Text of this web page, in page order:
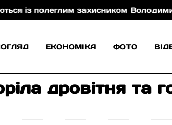
захисником Володимиром
ЕКОНОМІКА ФОТО
дровітня та